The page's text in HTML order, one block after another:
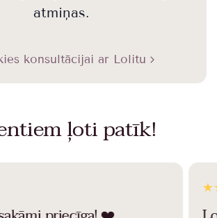
atmiņas.
konsultācijai ar Lolitu
ļoti patīk!